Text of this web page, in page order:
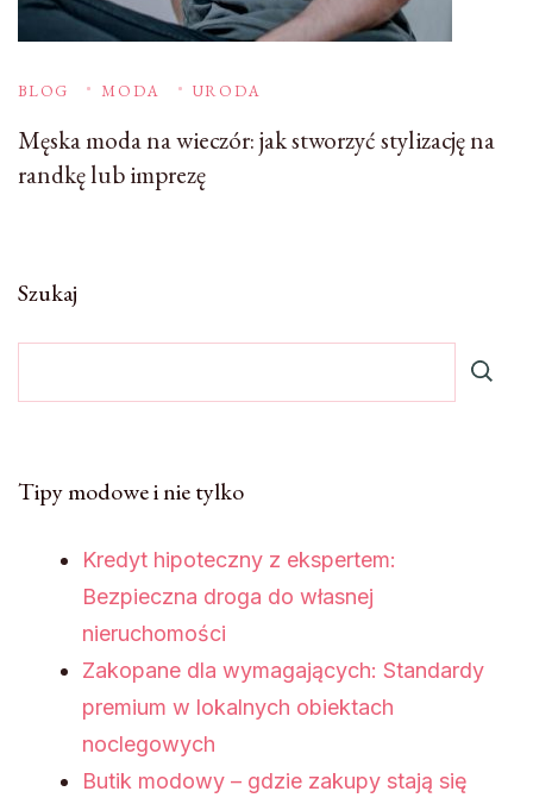
BLOG MODA URODA
Męska moda na wieczór: jak stworzyć stylizację na
randkę lub imprezę
Szukaj
Tipy modowe i nie tylko
Kredyt hipoteczny z ekspertem:
Bezpieczna droga do własnej
nieruchomości
Zakopane dla wymagających: Standardy
premium w lokalnych obiektach
noclegowych
Butik modowy – gdzie zakupy stają się